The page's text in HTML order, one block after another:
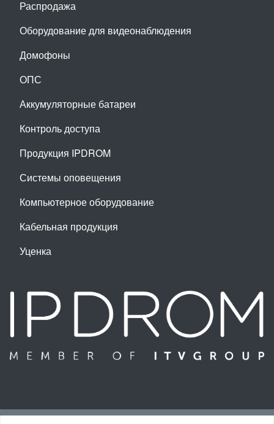
Распродажа
Оборудование для видеонаблюдения
Домофоны
ОПС
Аккумуляторные батареи
Контроль доступа
Продукция IPDROM
Системы оповещения
Компьютерное оборудование
Кабельная продукция
Уценка